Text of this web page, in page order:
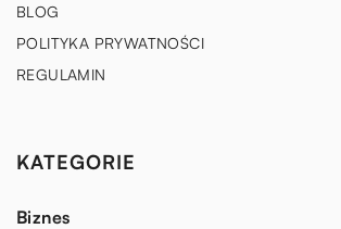
BLOG
POLITYKA PRYWATNOŚCI
REGULAMIN
KATEGORIE
Biznes